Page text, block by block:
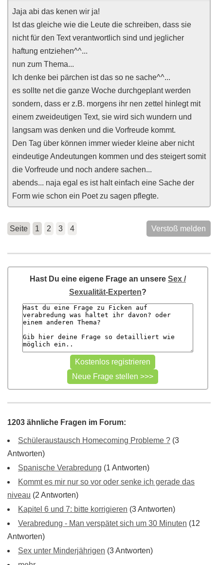
Jaja abi das kenen wir ja!
Ist das gleiche wie die Leute die schreiben, dass sie
nicht für den Text verantwortlich sind und jeglicher
haftung entziehen^^...
nun zum Thema...
Ich denke bei pärchen ist das so ne sache^^...
es sollte net die ganze Woche durchgeplant werden
sondern, dass er z.B. morgens ihr nen zettel hinlegt mit
einem zweideutigen Text, sie wird sich wundern und
langsam was denken und die Vorfreude kommt.
Den Tag über können immer wieder kleine aber nicht
eindeutige Andeutungen kommen und des steigert somit
die Vorfreude und noch andere sachen...
abends... naja egal es ist halt einfach eine Sache der
Form wie schon ein Poet zu sagen pflegte.
Seite 1 2 3 4 Verstoß melden
Hast Du eine eigene Frage an unsere Sex /
Sexualität-Experten?
1203 ähnliche Fragen im Forum:
Schüleraustausch Homecoming Probleme ? (3
Antworten)
Spanische Verabredung (1 Antworten)
Kommt es mir nur so vor oder senke ich gerade das
niveau (2 Antworten)
Kapitel 6 und 7: bitte korrigieren (3 Antworten)
Verabredung - Man verspätet sich um 30 Minuten (12
Antworten)
Sex unter Minderjährigen (3 Antworten)